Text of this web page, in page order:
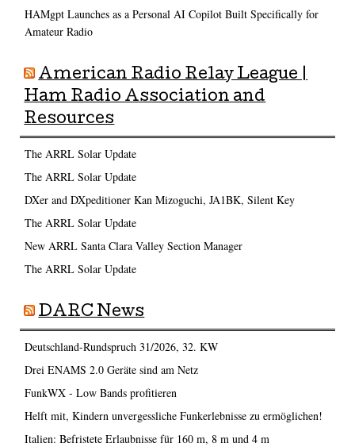
HAMgpt Launches as a Personal AI Copilot Built Specifically for
Amateur Radio
American Radio Relay League |
Ham Radio Association and
Resources
The ARRL Solar Update
The ARRL Solar Update
DXer and DXpeditioner Kan Mizoguchi, JA1BK, Silent Key
The ARRL Solar Update
New ARRL Santa Clara Valley Section Manager
The ARRL Solar Update
DARC News
Deutschland-Rundspruch 31/2026, 32. KW
Drei ENAMS 2.0 Geräte sind am Netz
FunkWX - Low Bands profitieren
Helft mit, Kindern unvergessliche Funkerlebnisse zu ermöglichen!
Italien: Befristete Erlaubnisse für 160 m, 8 m und 4 m